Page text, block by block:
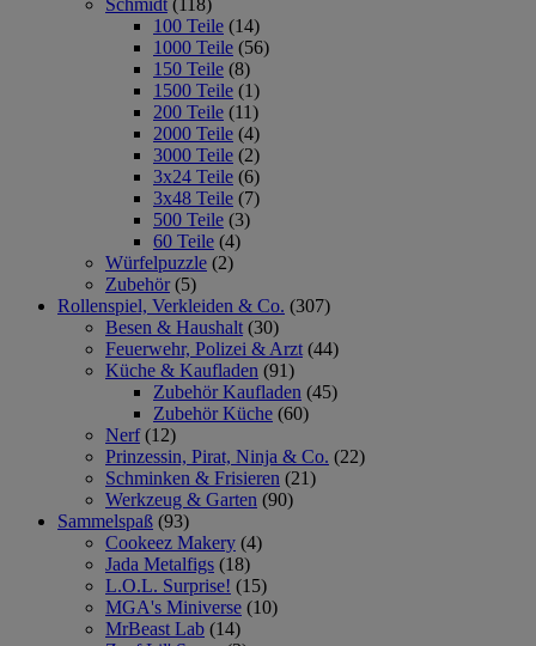
Schmidt (118)
100 Teile (14)
1000 Teile (56)
150 Teile (8)
1500 Teile (1)
200 Teile (11)
2000 Teile (4)
3000 Teile (2)
3x24 Teile (6)
3x48 Teile (7)
500 Teile (3)
60 Teile (4)
Würfelpuzzle (2)
Zubehör (5)
Rollenspiel, Verkleiden & Co. (307)
Besen & Haushalt (30)
Feuerwehr, Polizei & Arzt (44)
Küche & Kaufladen (91)
Zubehör Kaufladen (45)
Zubehör Küche (60)
Nerf (12)
Prinzessin, Pirat, Ninja & Co. (22)
Schminken & Frisieren (21)
Werkzeug & Garten (90)
Sammelspaß (93)
Cookeez Makery (4)
Jada Metalfigs (18)
L.O.L. Surprise! (15)
MGA's Miniverse (10)
MrBeast Lab (14)